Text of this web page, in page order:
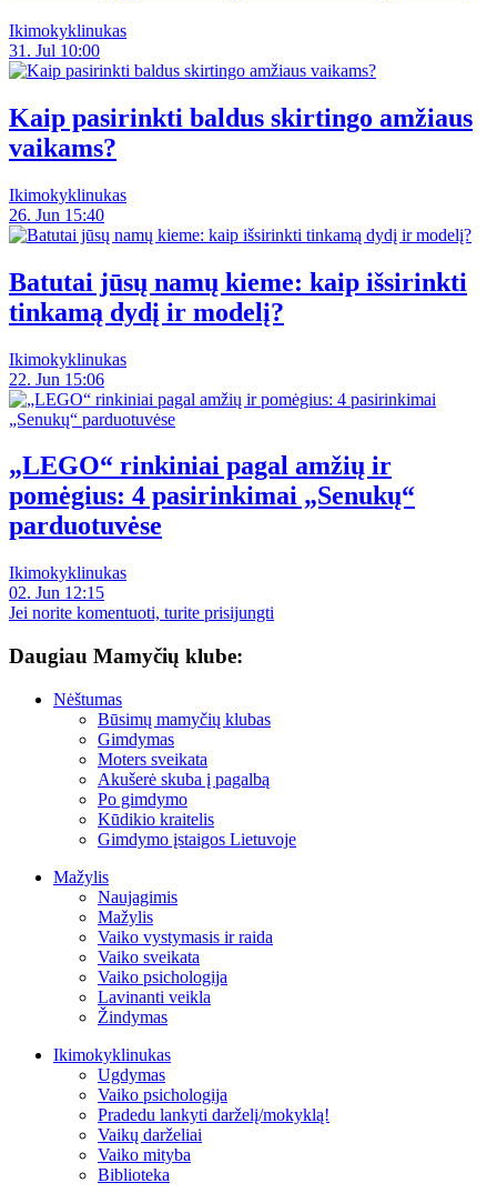
Ikimokyklinukas
31. Jul 10:00
Kaip pasirinkti baldus skirtingo amžiaus
vaikams?
Ikimokyklinukas
26. Jun 15:40
Batutai jūsų namų kieme: kaip išsirinkti
tinkamą dydį ir modelį?
Ikimokyklinukas
22. Jun 15:06
„LEGO“ rinkiniai pagal amžių ir
pomėgius: 4 pasirinkimai „Senukų“
parduotuvėse
Ikimokyklinukas
02. Jun 12:15
Jei norite komentuoti, turite prisijungti
Daugiau Mamyčių klube:
Nėštumas
Būsimų mamyčių klubas
Gimdymas
Moters sveikata
Akušerė skuba į pagalbą
Po gimdymo
Kūdikio kraitelis
Gimdymo įstaigos Lietuvoje
Mažylis
Naujagimis
Mažylis
Vaiko vystymasis ir raida
Vaiko sveikata
Vaiko psichologija
Lavinanti veikla
Žindymas
Ikimokyklinukas
Ugdymas
Vaiko psichologija
Pradedu lankyti darželį/mokyklą!
Vaikų darželiai
Vaiko mityba
Biblioteka